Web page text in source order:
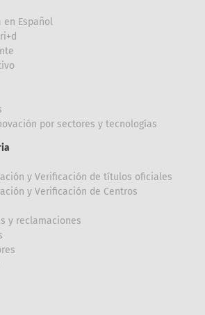
en Español
por sectores y tecnologías
y Verificación de títulos oficiales
y Verificación de Centros
y reclamaciones